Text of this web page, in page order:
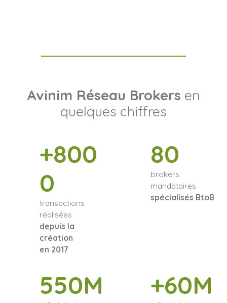
Avinim Réseau Brokers en
quelques chiffres
+800
0
transactions
réalisées
depuis la
création
en 2017
80
brokers
mandataires
spécialisés BtoB
550M +60M